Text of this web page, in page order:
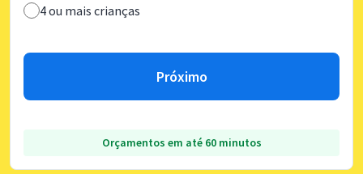
4 ou mais crianças
Próximo
Orçamentos em até 60 minutos